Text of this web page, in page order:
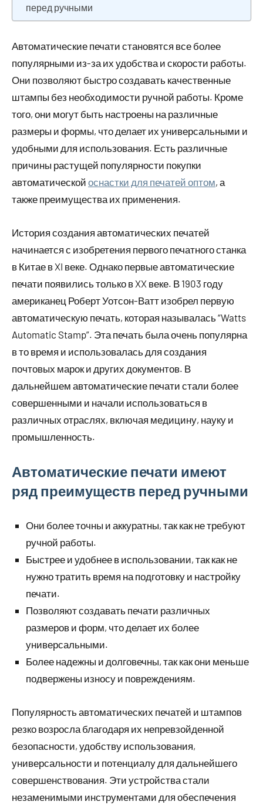
перед ручными
Автоматические печати становятся все более
популярными из-за их удобства и скорости работы.
Они позволяют быстро создавать качественные
штампы без необходимости ручной работы. Кроме
того, они могут быть настроены на различные
размеры и формы, что делает их универсальными и
удобными для использования. Есть различные
причины растущей популярности покупки
автоматической оснастки для печатей оптом, а
также преимущества их применения.
История создания автоматических печатей
начинается с изобретения первого печатного станка
в Китае в XI веке. Однако первые автоматические
печати появились только в XX веке. В 1903 году
американец Роберт Уотсон-Ватт изобрел первую
автоматическую печать, которая называлась “Watts
Automatic Stamp”. Эта печать была очень популярна
в то время и использовалась для создания
почтовых марок и других документов. В
дальнейшем автоматические печати стали более
совершенными и начали использоваться в
различных отраслях, включая медицину, науку и
промышленность.
Автоматические печати имеют
ряд преимуществ перед ручными
Они более точны и аккуратны, так как не требуют
ручной работы.
Быстрее и удобнее в использовании, так как не
нужно тратить время на подготовку и настройку
печати.
Позволяют создавать печати различных
размеров и форм, что делает их более
универсальными.
Более надежны и долговечны, так как они меньше
подвержены износу и повреждениям.
Популярность автоматических печатей и штампов
резко возросла благодаря их непревзойденной
безопасности, удобству использования,
универсальности и потенциалу для дальнейшего
совершенствования. Эти устройства стали
незаменимыми инструментами для обеспечения